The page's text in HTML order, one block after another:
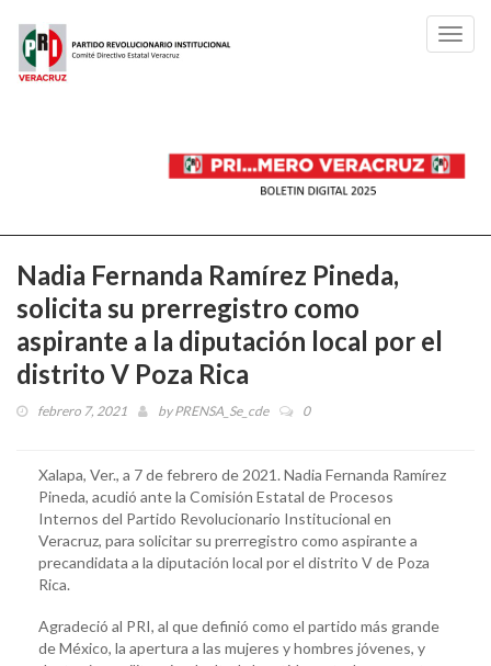
Nadia Fernanda Ramírez Pineda,
solicita su prerregistro como
aspirante a la diputación local por el
distrito V Poza Rica
febrero 7, 2021 byPRENSA_Se_cde 0
Xalapa, Ver., a 7 de febrero de 2021. Nadia Fernanda Ramírez
Pineda, acudió ante la Comisión Estatal de Procesos
Internos del Partido Revolucionario Institucional en
Veracruz, para solicitar su prerregistro como aspirante a
precandidata a la diputación local por el distrito V de Poza
Rica.
Agradeció al PRI, al que definió como el partido más grande
de México, la apertura a las mujeres y hombres jóvenes, y